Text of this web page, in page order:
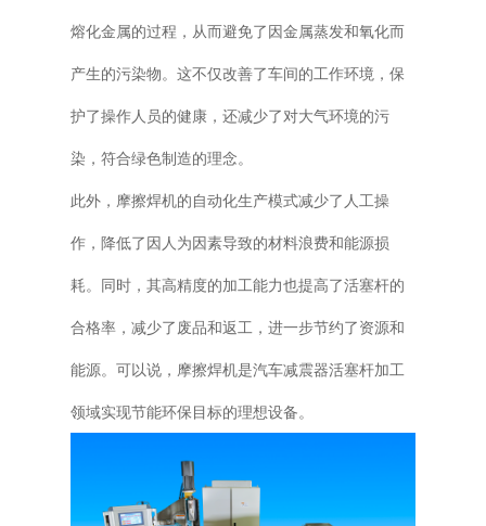
熔化金属的过程，从而避免了因金属蒸发和氧化而
产生的污染物。这不仅改善了车间的工作环境，保
护了操作人员的健康，还减少了对大气环境的污
染，符合绿色制造的理念。
此外，摩擦焊机的自动化生产模式减少了人工操
作，降低了因人为因素导致的材料浪费和能源损
耗。同时，其高精度的加工能力也提高了活塞杆的
合格率，减少了废品和返工，进一步节约了资源和
能源。可以说，摩擦焊机是汽车减震器活塞杆加工
领域实现节能环保目标的理想设备。